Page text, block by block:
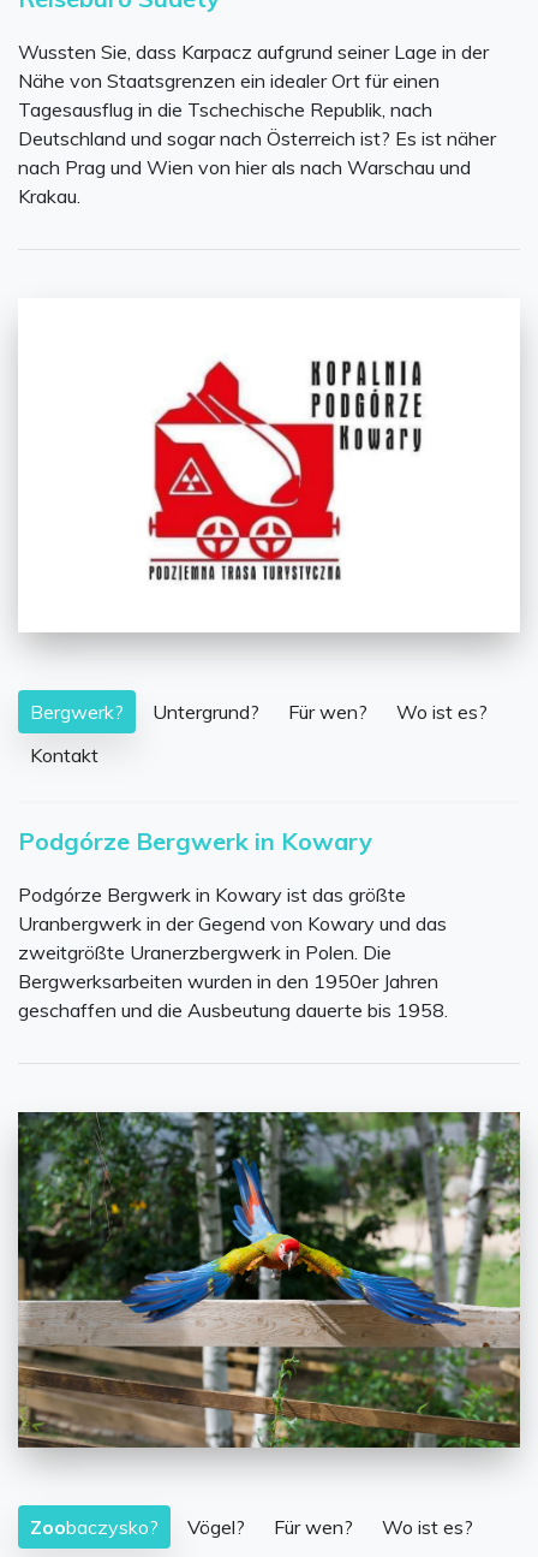
Wussten Sie, dass Karpacz aufgrund seiner Lage in der
Nähe von Staatsgrenzen ein idealer Ort für einen
Tagesausflug in die Tschechische Republik, nach
Deutschland und sogar nach Österreich ist? Es ist näher
nach Prag und Wien von hier als nach Warschau und
Krakau.
Bergwerk? Untergrund? Für wen?
Wo ist es?
Kontakt
Podgórze Bergwerk in Kowary
Podgórze Bergwerk in Kowary ist das größte
Uranbergwerk in der Gegend von Kowary und das
zweitgrößte Uranerzbergwerk in Polen. Die
Bergwerksarbeiten wurden in den 1950er Jahren
geschaffen und die Ausbeutung dauerte bis 1958.
Zoobaczysko? Vögel? Für wen?
Wo ist es?